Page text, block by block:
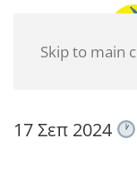
Skip to main
17 Σεπ 2024